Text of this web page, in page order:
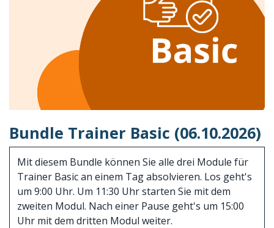
Bundle Trainer Basic (06.10.2026)
Mit diesem Bundle können Sie alle drei Module für
Trainer Basic an einem Tag absolvieren. Los geht's
um 9:00 Uhr. Um 11:30 Uhr starten Sie mit dem
zweiten Modul. Nach einer Pause geht's um 15:00
Uhr mit dem dritten Modul weiter.